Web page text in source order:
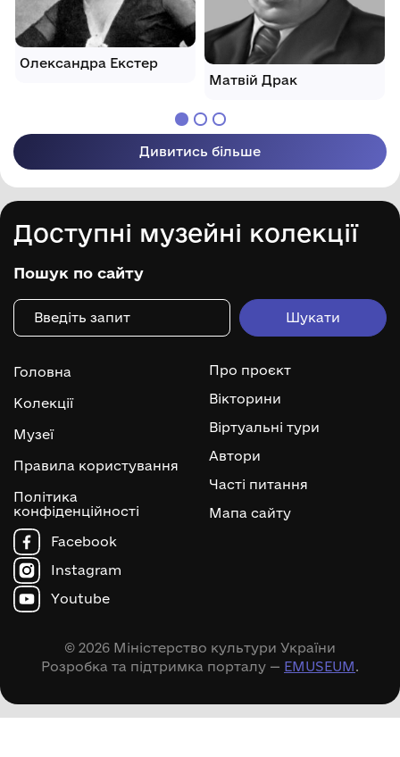
Олександра Екстер
Матвій Драк
Дивитись більше
Доступні музейні колекції
Пошук по сайту
Головна
Колекції
Музеї
Правила користування
Політика
конфіденційності
Про проєкт
Вікторини
Віртуальні тури
Автори
Часті питання
Мапа сайту
Facebook
Instagram
Youtube
© 2026 Міністерство культури України
Розробка та підтримка порталу — EMUSEUM.